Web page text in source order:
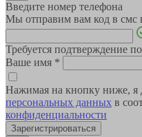
Введите номер телефона
Мы отправим вам код в смс
Требуется подтверждение
Ваше имя *
Нажимая на кнопку ниже, я
персональных данных в
конфиденциальности
Зарегистрироваться